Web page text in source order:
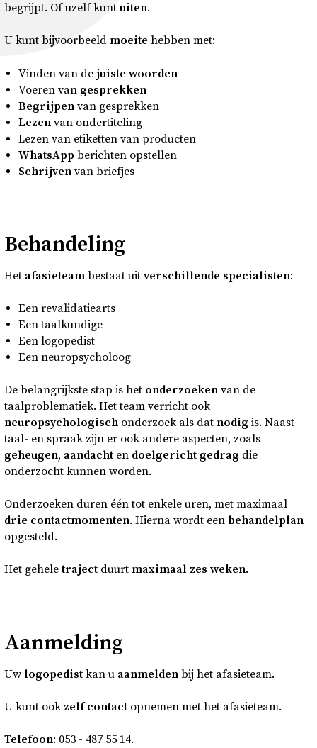
begrijpt. Of uzelf kunt uiten.
U kunt bijvoorbeeld moeite hebben met:
Vinden van de juiste woorden
Voeren van gesprekken
Begrijpen van gesprekken
Lezen van ondertiteling
Lezen van etiketten van producten
WhatsApp berichten opstellen
Schrijven van briefjes
Behandeling
Het afasieteam bestaat uit verschillende specialisten:
Een revalidatiearts
Een taalkundige
Een logopedist
Een neuropsycholoog
De belangrijkste stap is het onderzoeken van de
taalproblematiek. Het team verricht ook
neuropsychologisch onderzoek als dat nodig is. Naast
taal- en spraak zijn er ook andere aspecten, zoals
geheugen, aandacht en doelgericht gedrag die
onderzocht kunnen worden.
Onderzoeken duren één tot enkele uren, met maximaal
drie contactmomenten. Hierna wordt een behandelplan
opgesteld.
Het geheletraject duurt maximaal zes weken.
Aanmelding
Uw logopedist kan u aanmelden bij het afasieteam.
U kunt ook zelf contact opnemen met het afasieteam.
Telefoon: 053 - 487 55 14.